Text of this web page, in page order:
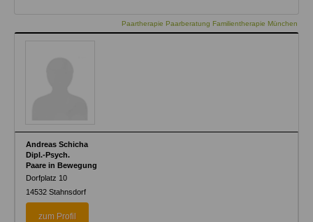
Paartherapie Paarberatung Familientherapie München
Andreas Schicha
Dipl.-Psych.
Paare in Bewegung
Dorfplatz 10
14532 Stahnsdorf
zum Profil